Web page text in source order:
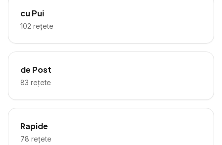
cu Pui
102 rețete
de Post
83 rețete
Rapide
78 rețete